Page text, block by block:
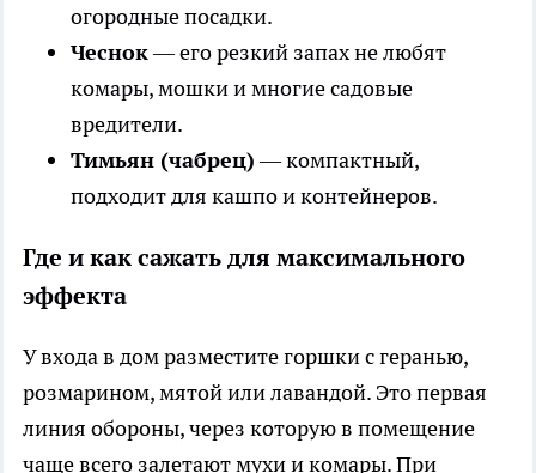
огородные посадки.
Чеснок— его резкий запах не любят
комары, мошки и многие садовые
вредители.
Тимьян (чабрец)— компактный,
подходит для кашпо и контейнеров.
Где и как сажать для максимального
эффекта
У входа в дом разместите горшки с геранью,
розмарином, мятой или лавандой. Это первая
линия обороны, через которую в помещение
чаще всего залетают мухи и комары. При